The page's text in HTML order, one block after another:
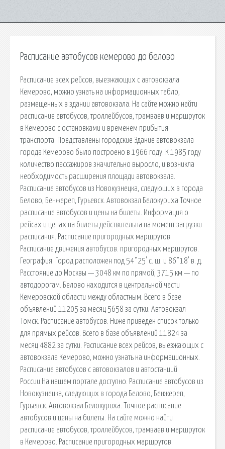
Расписание автобусов кемерово до белово
Расписание всех рейсов, выезжающих с автовокзала
Кемерово, можно узнать на информационных табло,
размещенных в здании автовокзала. На сайте можно найти
расписание автобусов, троллейбусов, трамваев и маршруток
в Кемерово с остановками и временем прибытия
транспорта. Представлены городские Здание автовокзала
города Кемерово было построено в 1966 году. К 1985 году
количество пассажиров значительно выросло, и возникла
необходимость расширения площади автовокзала.
Расписание автобусов из Новокузнецка, следующих в города
Белово, Бенжереп, Гурьевск. Автовокзал Белокуриха Точное
расписание автобусов и цены на билеты. Информация о
рейсах и ценах на билеты действительна на момент загрузки
расписания. Расписание пригородных маршрутов.
Расписание движения автобусов. пригородных маршрутов.
География. Город расположен под 54°25' с. ш. и 86°18' в. д.
Расстояние до Москвы — 3048 км по прямой, 3715 км — по
автодорогам. Белово находится в центральной части
Кемеровской области между областным. Всего в базе
объявлений 11205 за месяц 5658 за сутки. Автовокзал
Томск. Расписание автобусов. Ниже приведен список только
для прямых рейсов. Всего в базе объявлений 11824 за
месяц 4882 за сутки. Расписание всех рейсов, выезжающих с
автовокзала Кемерово, можно узнать на информационных.
Расписание автобусов с автовокзалов и автостанций
России.На нашем портале доступно. Расписание автобусов из
Новокузнецка, следующих в города Белово, Бенжереп,
Гурьевск. Автовокзал Белокуриха. Точное расписание
автобусов и цены на билеты. На сайте можно найти
расписание автобусов, троллейбусов, трамваев и маршруток
в Кемерово. Расписание пригородных маршрутов.